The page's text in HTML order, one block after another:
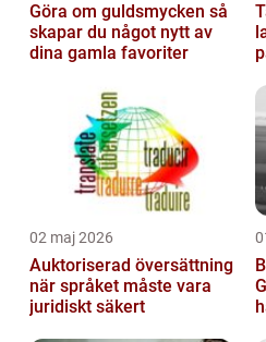
Göra om guldsmycken så
skapar du något nytt av
dina gamla favoriter
02 maj 2026
Auktoriserad översättning
när språket måste vara
juridiskt säkert